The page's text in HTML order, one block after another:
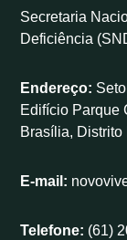
Secretaria
Deficiência
Endereço:
Edifício Parque
Brasília,
E-mail:
Telefone: (61)